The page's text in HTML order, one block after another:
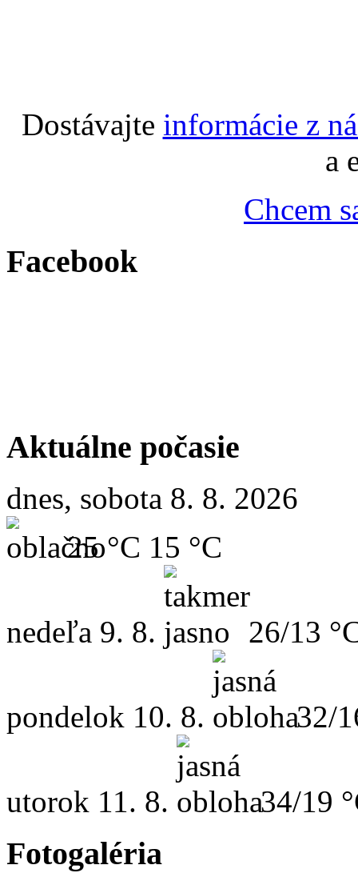
Dostávajte informácie z
a
Chcem
Facebook
Aktuálne počasie
dnes, sobota 8. 8. 2026
25 °C 15 °C
nedeľa 9. 8. 26/13
pondelok 10. 8. 32/
utorok 11. 8. 34/19
Fotogaléria